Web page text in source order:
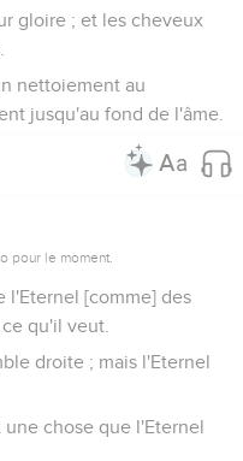
gloire ; et les cheveux
nettoiement au
jusqu'au fond de l'âme.
pour le moment.
l'Eternel [comme] des
qu'il veut.
droite ; mais l'Eternel
chose que l'Eternel